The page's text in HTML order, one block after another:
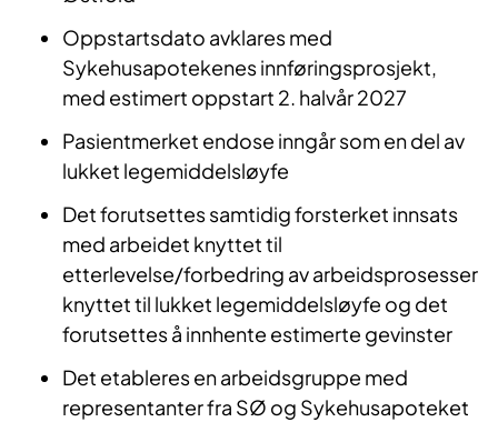
Oppstartsdato avklares med
Sykehusapotekenes innføringsprosjekt,
med estimert oppstart 2. halvår 2027
Pasientmerket endose inngår som en del av
lukket legemiddelsløyfe
Det forutsettes samtidig forsterket innsats
med arbeidet knyttet til
etterlevelse/forbedring av arbeidsprosesser
knyttet til lukket legemiddelsløyfe og det
forutsettes å innhente estimerte gevinster
Det etableres en arbeidsgruppe med
representanter fra SØ og Sykehusapoteket